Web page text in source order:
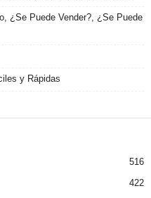
¿Se Puede Vender?, ¿Se Puede
y Rápidas
516
422